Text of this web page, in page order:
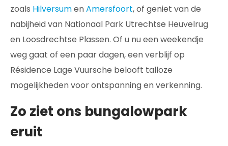
zoals HilversumenAmersfoort, of geniet van de
nabijheid van Nationaal Park Utrechtse Heuvelrug
en Loosdrechtse Plassen. Of u nu een weekendje
weg gaat of een paar dagen, een verblijf op
Résidence Lage Vuursche belooft talloze
mogelijkheden voor ontspanning en verkenning.
Zo ziet ons bungalowpark
eruit